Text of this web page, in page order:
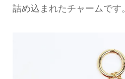
詰め込まれたチャームです。